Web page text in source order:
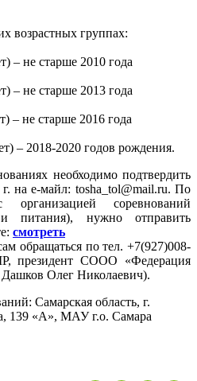
возрастных группах:
– не старше 2010 года
– не старше 2013 года
– не старше 2016 года
– 2018-2020 годов рождения.
необходимо подтвердить
на е-майл: tosha_tol@mail.ru. По
соревнований
питания), нужно отправить
смотреть
обращаться по тел. +7(927)008-
президент СООО «Федерация
Олег Николаевич).
Самарская область, г.
139 «А», МАУ г.о. Самара